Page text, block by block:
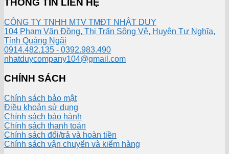
THÔNG TIN LIÊN HỆ
CÔNG TY TNHH MTV TMĐT NHẬT DUY
104 Phạm Văn Đồng, Thị Trấn Sông Vệ, Huyện Tư Nghĩa,
Tỉnh Quảng Ngãi
0914.482.135 - 0392.983.490
nhatduycompany104@gmail.com
CHÍNH SÁCH
Chính sách bảo mật
Điều khoản sử dụng
Chính sách bảo hành
Chính sách thanh toán
Chính sách đổi/trả và hoàn tiền
Chính sách vận chuyển và kiểm hàng